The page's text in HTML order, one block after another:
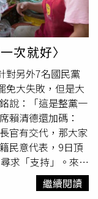
次就好〉
對另外7名國民黨
免大失敗，但是大
說：「這是整黨一
賴清德還加碼：
官有交代，那大家
民意代表，9日頂
求「支持」。來賓
〉📢再一次就好 我
繼續閱讀